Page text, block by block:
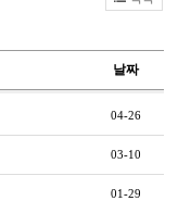
날짜
04-26
03-10
01-29